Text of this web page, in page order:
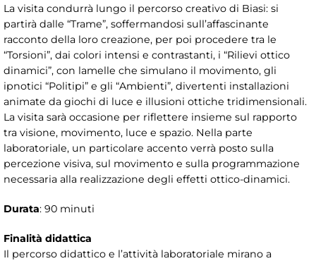
La visita condurrà lungo il percorso creativo di Biasi: si
partirà dalle “Trame”, soffermandosi sull’affascinante
racconto della loro creazione, per poi procedere tra le
“Torsioni”, dai colori intensi e contrastanti, i “Rilievi ottico
dinamici”, con lamelle che simulano il movimento, gli
ipnotici “Politipi” e gli “Ambienti”, divertenti installazioni
animate da giochi di luce e illusioni ottiche tridimensionali.
La visita sarà occasione per riflettere insieme sul rapporto
tra visione, movimento, luce e spazio. Nella parte
laboratoriale, un particolare accento verrà posto sulla
percezione visiva, sul movimento e sulla programmazione
necessaria alla realizzazione degli effetti ottico-dinamici.
Durata: 90 minuti
Finalità didattica
Il percorso didattico e l’attività laboratoriale mirano a